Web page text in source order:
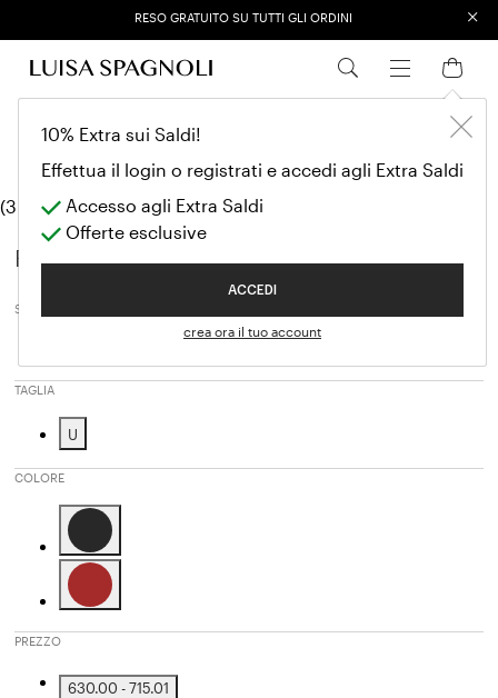
10% Extra sui Saldi!
Effettua il login o registrati e accedi agli Extra Saldi
Accesso agli Extra Saldi
Offerte esclusive
ACCEDI
crea ora il tuo account
EXTRA SALES: 50% OFF A NEW SELECTION ×
Borse a
Borse a tracolla
(3 modelli)
Filtri
SALES SEASON
TAGLIA
U
COLORE
Affinamento in base a Colore: Black
PREZZO
630.00 - 715.01